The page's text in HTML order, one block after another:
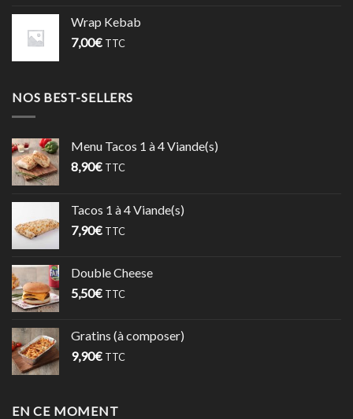
Wrap Kebab
7,00€ TTC
NOS BEST-SELLERS
Menu Tacos 1 à 4 Viande(s)
8,90€ TTC
Tacos 1 à 4 Viande(s)
7,90€ TTC
Double Cheese
5,50€ TTC
Gratins (à composer)
9,90€ TTC
EN CE MOMENT